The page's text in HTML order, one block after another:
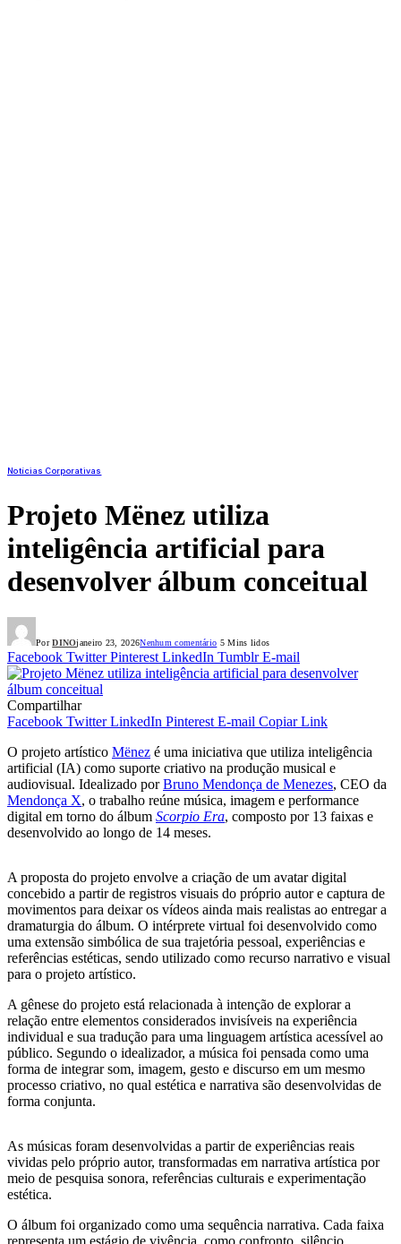
Notícias Corporativas
Projeto Mënez utiliza
inteligência artificial para
desenvolver álbum conceitual
Por DINOjaneiro 23, 2026Nenhum comentário 5 Mins lidos
Facebook Twitter Pinterest LinkedIn Tumblr E-mail
Compartilhar
Facebook Twitter LinkedIn Pinterest E-mail Copiar Link
O projeto artístico Mënez é uma iniciativa que utiliza inteligência
artificial (IA) como suporte criativo na produção musical e
audiovisual. Idealizado porBruno Mendonça de Menezes, CEO da
Mendonça X, o trabalho reúne música, imagem e performance
digital em torno do álbum Scorpio Era, composto por 13 faixas e
desenvolvido ao longo de 14 meses.
A proposta do projeto envolve a criação de um avatar digital
concebido a partir de registros visuais do próprio autor e captura de
movimentos para deixar os vídeos ainda mais realistas ao entregar a
dramaturgia do álbum. O intérprete virtual foi desenvolvido como
uma extensão simbólica de sua trajetória pessoal, experiências e
referências estéticas, sendo utilizado como recurso narrativo e visual
para o projeto artístico.
A gênese do projeto está relacionada à intenção de explorar a
relação entre elementos considerados invisíveis na experiência
individual e sua tradução para uma linguagem artística acessível ao
público. Segundo o idealizador, a música foi pensada como uma
forma de integrar som, imagem, gesto e discurso em um mesmo
processo criativo, no qual estética e narrativa são desenvolvidas de
forma conjunta.
As músicas foram desenvolvidas a partir de experiências reais
vividas pelo próprio autor, transformadas em narrativa artística por
meio de pesquisa sonora, referências culturais e experimentação
estética.
O álbum foi organizado como uma sequência narrativa. Cada faixa
representa um estágio de vivência, como confronto, silêncio,